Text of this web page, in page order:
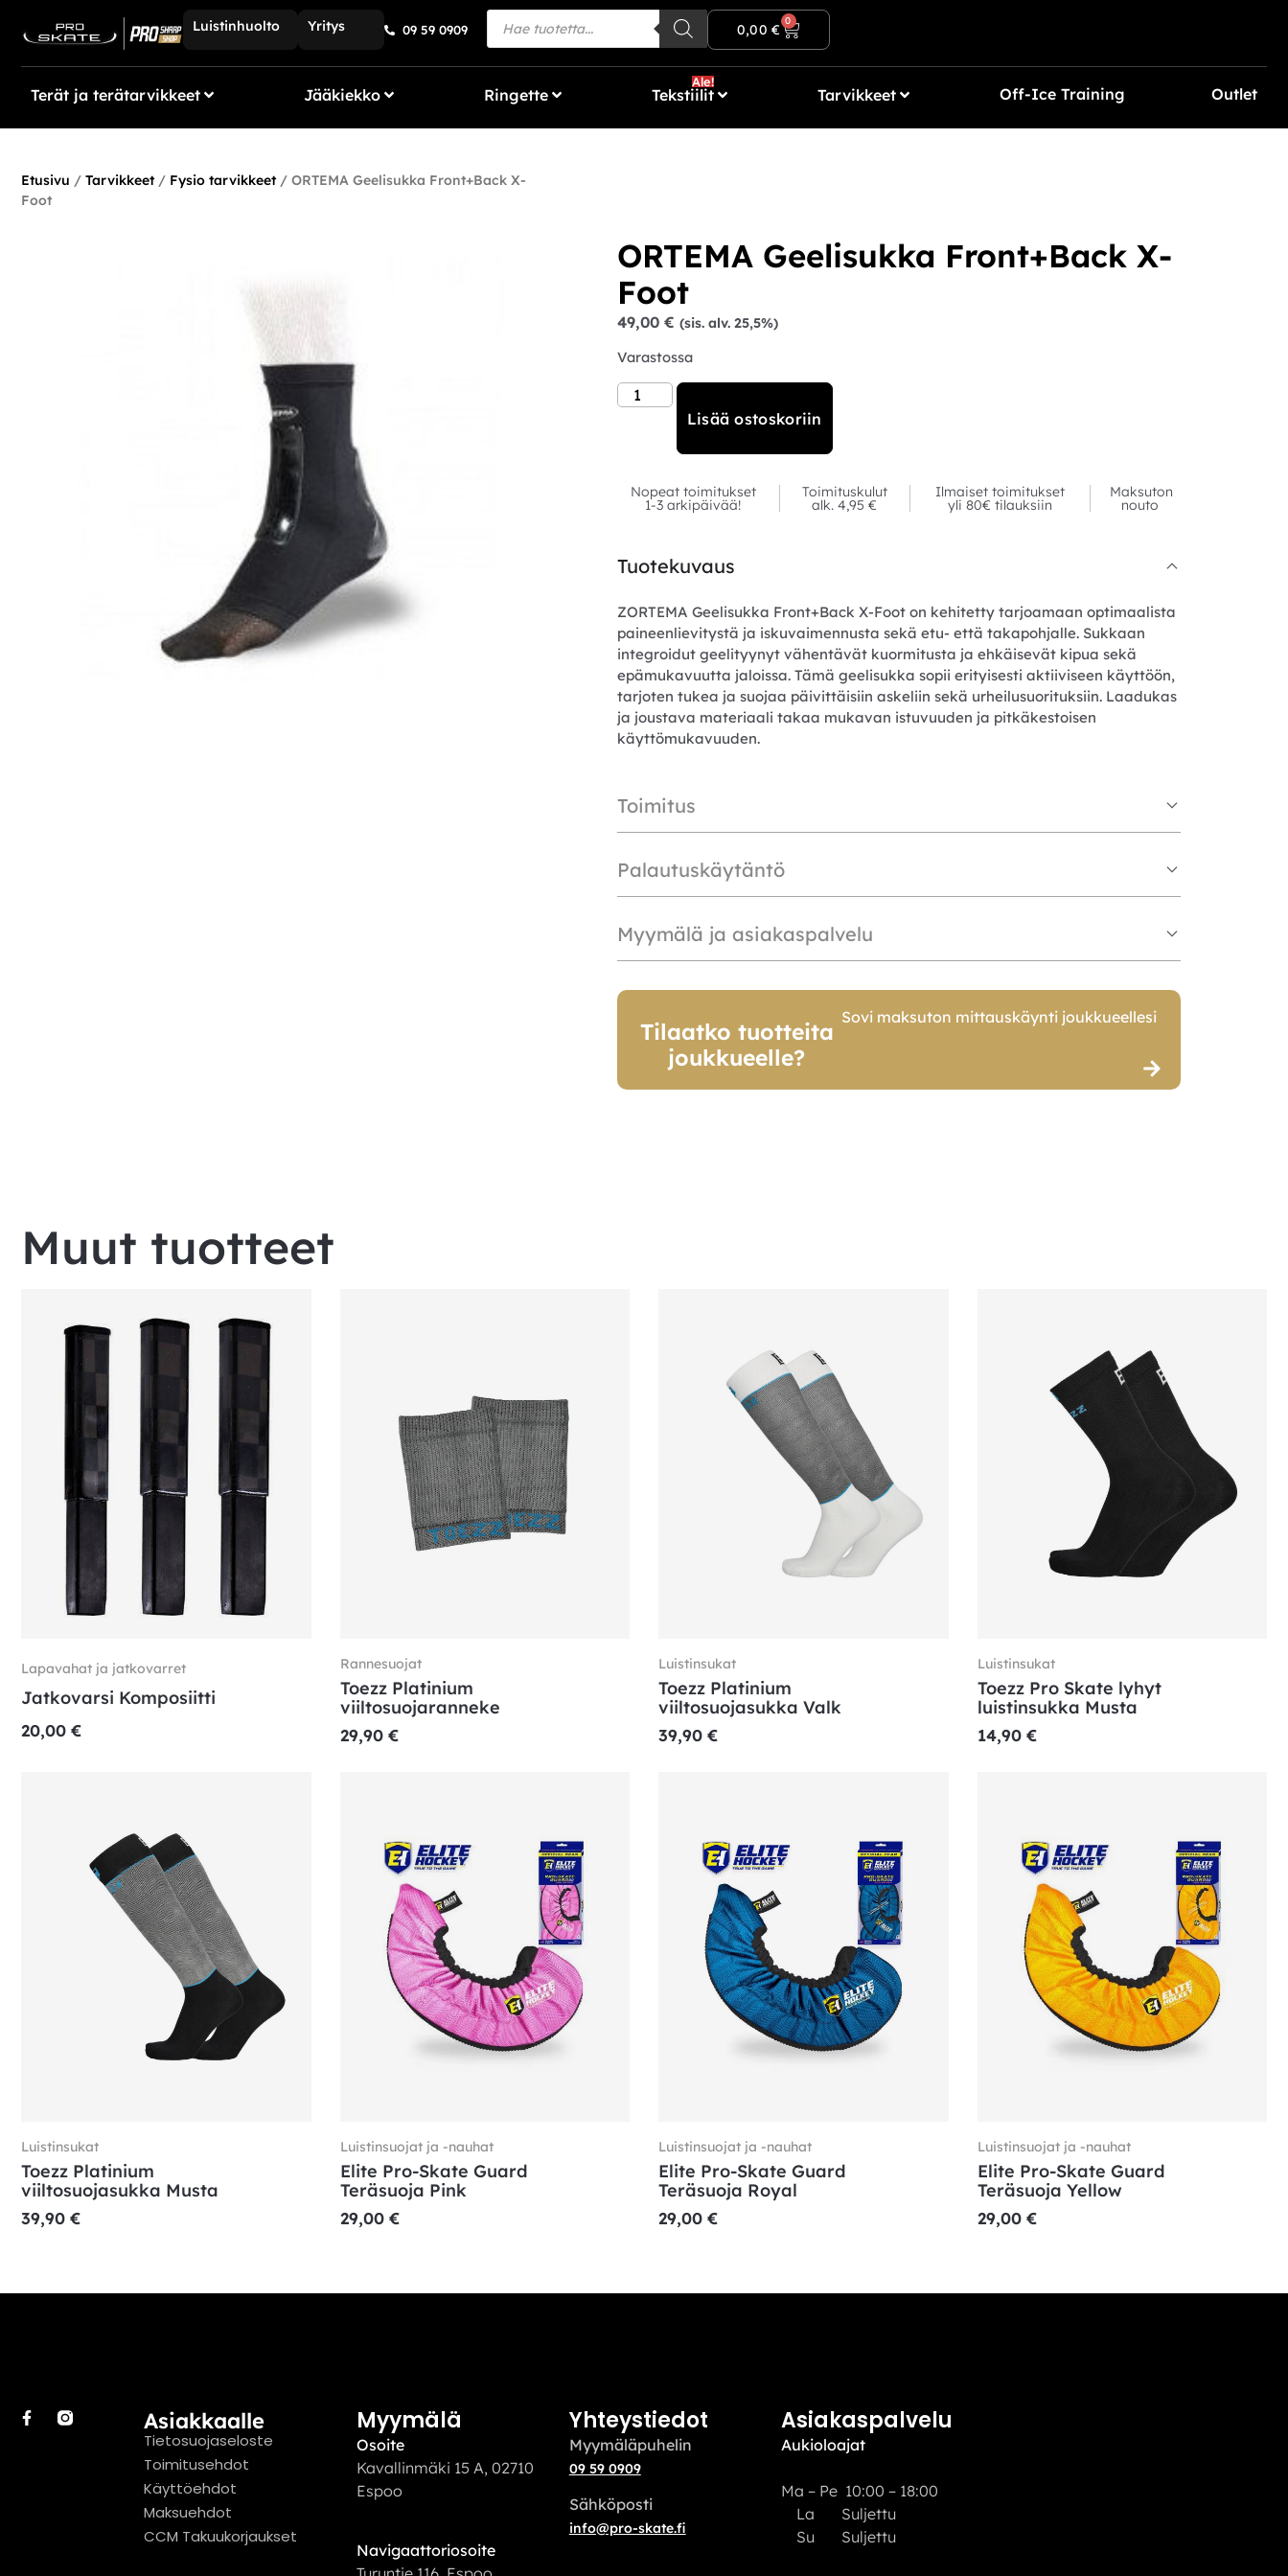
Ilmainen toimitus yli 80€ tilauksiin!
Luistinhuolto Yritys 09 59 0909 0,00€
0
Terät ja terätarvikkeet Jääkiekko Ringette Tekstiilit
Ale!
Tarvikkeet Off-Ice Training Outlet
Etusivu / Tarvikkeet/ Fysio tarvikkeet/ ORTEMA Geelisukka Front+Back X-
Foot
ORTEMA Geelisukka Front+Back X-
Foot
49,00 € (sis. alv. 25,5%)
Varastossa
Lisää ostoskoriin
Nopeat toimitukset
1-3 arkipäivää!
Toimituskulut
alk. 4,95 €
Ilmaiset toimitukset
yli 80€ tilauksiin
Maksuton
nouto
Tuotekuvaus
ZORTEMA Geelisukka Front+Back X-Foot on kehitetty tarjoamaan optimaalista
paineenlievitystä ja iskuvaimennusta sekä etu- että takapohjalle. Sukkaan
integroidut geelityynyt vähentävät kuormitusta ja ehkäisevät kipua sekä
epämukavuutta jaloissa. Tämä geelisukka sopii erityisesti aktiiviseen käyttöön,
tarjoten tukea ja suojaa päivittäisiin askeliin sekä urheilusuorituksiin. Laadukas
ja joustava materiaali takaa mukavan istuvuuden ja pitkäkestoisen
käyttömukavuuden.
Toimitus
Palautuskäytäntö
Myymälä ja asiakaspalvelu
Tilaatko tuotteita
joukkueelle?
Sovi maksuton mittauskäynti joukkueellesi
Muut tuotteet
Lapavahat ja jatkovarret
Jatkovarsi Komposiitti
20,00 €
Rannesuojat
Toezz Platinium
viiltosuojaranneke
29,90 €
Luistinsukat
Toezz Platinium
viiltosuojasukka Valk
39,90 €
Luistinsukat
Toezz Pro Skate lyhyt
luistinsukka Musta
14,90 €
Luistinsukat
Toezz Platinium
viiltosuojasukka Musta
39,90 €
Luistinsuojat ja -nauhat
Elite Pro-Skate Guard
Teräsuoja Pink
29,00 €
Luistinsuojat ja -nauhat
Elite Pro-Skate Guard
Teräsuoja Royal
29,00 €
Luistinsuojat ja -nauhat
Elite Pro-Skate Guard
Teräsuoja Yellow
29,00 €
Asiakkaalle
Tietosuojaseloste
Toimitusehdot
Käyttöehdot
Maksuehdot
CCM Takuukorjaukset
Myymälä
Osoite
Kavallinmäki 15 A, 02710
Espoo
Navigaattoriosoite
Yhteystiedot
Myymäläpuhelin
09 59 0909
Sähköposti
info@pro-skate.fi
Asiakaspalvelu
Aukioloajat
Ma – Pe 10:00 – 18:00
La Suljettu
Su Suljettu